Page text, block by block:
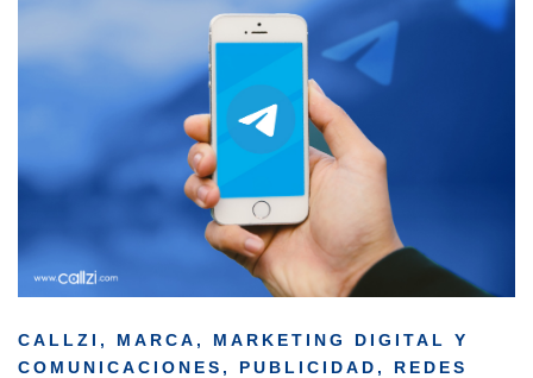
CALLZI , MARCA , MARKETING DIGITAL Y
COMUNICACIONES , PUBLICIDAD , REDES